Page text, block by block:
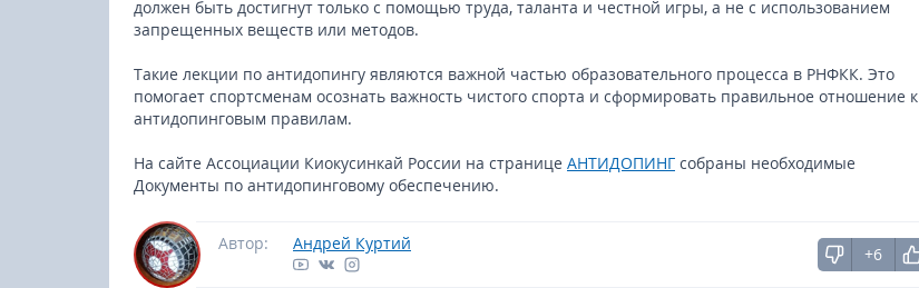
должен быть достигнут только с помощью труда, таланта и честной игры, а не с использованием
запрещенных веществ или методов.
Такие лекции по антидопингу являются важной частью образовательного процесса в РНФКК. Это
помогает спортсменам осознать важность чистого спорта и сформировать правильное отношение к
антидопинговым правилам.
На сайте Ассоциации Киокусинкай России на странице АНТИДОПИНГ собраны необходимые
Документы по антидопинговому обеспечению.
Автор: Андрей Куртий
+6